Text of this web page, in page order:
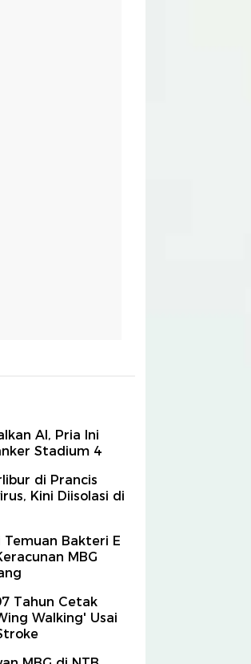
AI, Pria Ini
Stadium 4
di Prancis
Kini Diisolasi di
Temuan Bakteri E
MBG
Tahun Cetak
Walking' Usai